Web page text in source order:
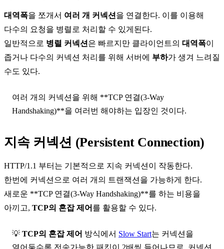
대역폭을 쪼개서 여러 개 커넥션 을 연결한다. 이를 이용해
다수의 요청을 병렬로 처리할 수 있게된다.
일반적으로 병렬 커넥션 은 빠르지만 클라이언트의 대역폭이
좁거나 다수의 커넥션 처리를 위해 서버에 부하가 생겨 느려질
수도 있다.
여러 개의 커넥션을 위해 **TCP 연결(3-Way
Handshaking)**을 여러번 해야하는 입장인 것이다.
지속 커넥션 (Persistent Connection)
HTTP/1.1 부터는 기본적으로 지속 커넥션이 작동한다.
한번에 커넥션으로 여러 개의 트랜잭션을 가능하게 한다.
새로운 **TCP 연결(3-Way Handshaking)**를 하는 비용을
아끼고, TCP의 혼잡 제어 를 활용할 수 있다.
💡 TCP의 혼잡 제어 방식에서 Slow Start는 커넥션을